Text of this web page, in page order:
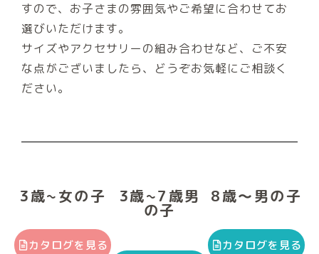
すので、お子さまの雰囲気やご希望に合わせてお
選びいただけます。
サイズやアクセサリーの組み合わせなど、ご不安
な点がございましたら、どうぞお気軽にご相談く
ださい。
3歳~女の子
カタログを見る
3歳~7歳男
の子
8歳〜男の子
カタログを見る